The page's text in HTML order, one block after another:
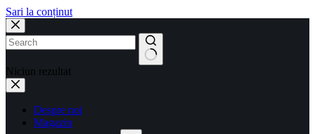
Sari la conținut
Niciun rezultat
Despre noi
Magazin